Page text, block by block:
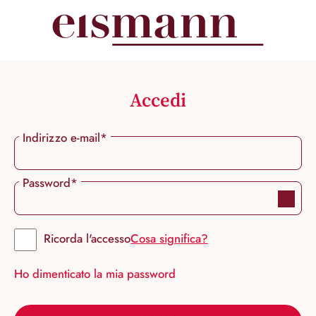
principale
Accedi
Indirizzo e-mail*
Password*
Ricorda l'accessoCosa significa?
Ho dimenticato la mia password